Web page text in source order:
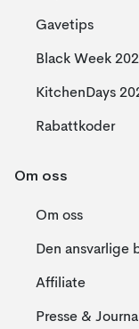
Gavetips
Black Week
KitchenDays
Rabattkoder
Om oss
Om oss
Den ansvarlige
Affiliate
Presse &